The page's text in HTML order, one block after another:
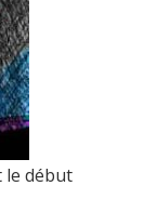
le début